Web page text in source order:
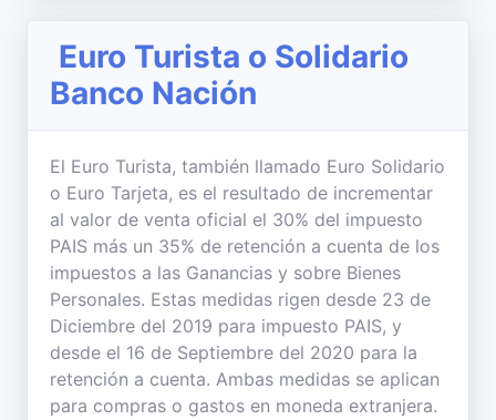
Euro Turista o Solidario
Banco Nación
El Euro Turista, también llamado Euro Solidario
o Euro Tarjeta, es el resultado de incrementar
al valor de venta oficial el 30% del impuesto
PAIS más un 35% de retención a cuenta de los
impuestos a las Ganancias y sobre Bienes
Personales. Estas medidas rigen desde 23 de
Diciembre del 2019 para impuesto PAIS, y
desde el 16 de Septiembre del 2020 para la
retención a cuenta. Ambas medidas se aplican
para compras o gastos en moneda extranjera.